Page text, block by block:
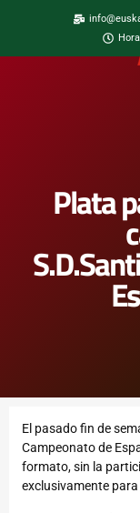
Plata
El pasado fin de
Campeonato de
formato, sin la
exclusivamente